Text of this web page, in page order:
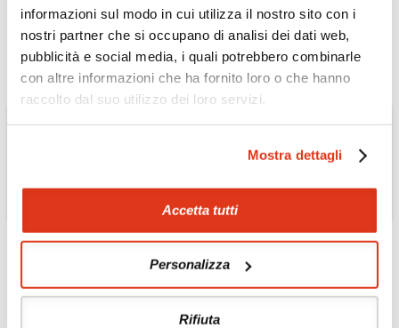
informazioni sul modo in cui utilizza il nostro sito con i
nostri partner che si occupano di analisi dei dati web,
pubblicità e social media, i quali potrebbero combinarle
con altre informazioni che ha fornito loro o che hanno
raccolto dal suo utilizzo dei loro servizi.
Mostra dettagli
Accetta tutti
Personalizza
Rifiuta
Scopri l'Hotel »
GIAPPONE
Hotel Granvia 4*